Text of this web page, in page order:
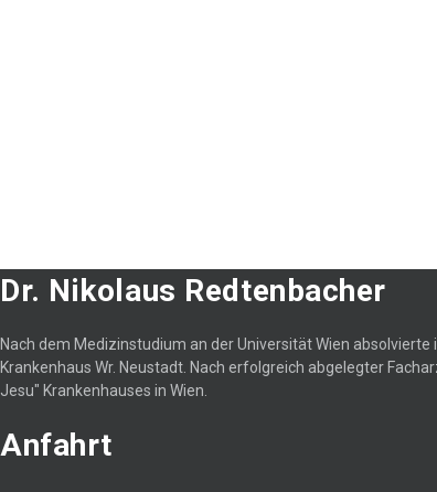
Dr. Nikolaus Redtenbacher
Nach dem Medizinstudium an der Universität Wien
Krankenhaus Wr. Neustadt. Nach erfolgreich abgelegter
Jesu" Krankenhauses in Wien.
Anfahrt